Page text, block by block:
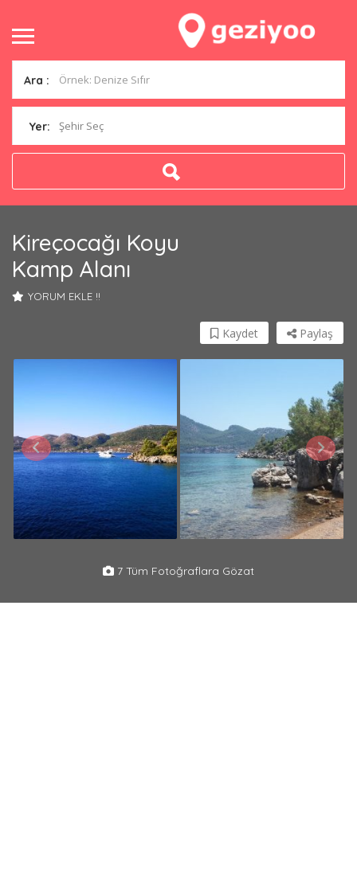
Ara :
Yer: Şehir Seç
Kireçocağı Koyu
Kamp Alanı
YORUM EKLE !!
Paylaş
Kaydet
7 Tüm Fotoğraflara Gözat